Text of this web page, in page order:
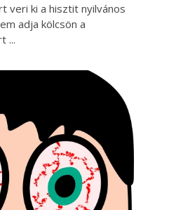
veri ki a hisztit nyilvános
adja kölcsön a